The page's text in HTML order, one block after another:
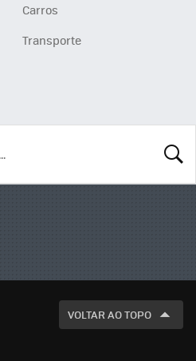
Carros
Transporte
VOLTAR AO TOPO